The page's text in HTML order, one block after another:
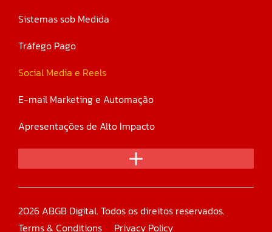
Sistemas sob Medida
Tráfego Pago
Social Media e Reels
E-mail Marketing e Automação
Apresentações de Alto Impacto
2026 ABGB Digital. Todos os direitos reservados.
Terms & Conditions
Privacy Policy